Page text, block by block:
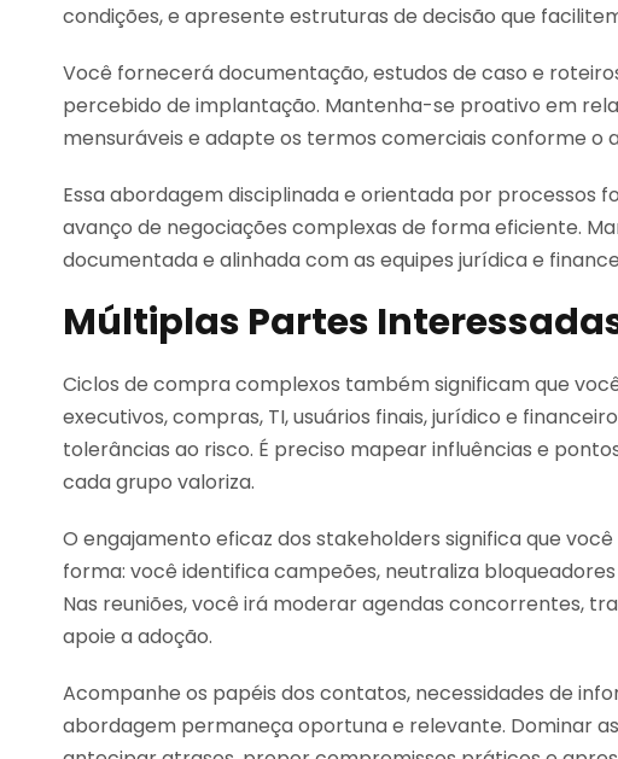
condições, e apresente estruturas de decisão que
Você fornecerá documentação, estudos de caso e
percebido de implantação. Mantenha-se proativo em
mensuráveis e adapte os termos comerciais conforme o
Essa abordagem disciplinada e orientada por processos
avanço de negociações complexas de forma eficiente.
documentada e alinhada com as equipes jurídica e
Múltiplas Partes
Ciclos de compra complexos também significam que
executivos, compras, TI, usuários finais, jurídico e
tolerâncias ao risco. É preciso mapear influências e
cada grupo valoriza.
O engajamento eficaz dos stakeholders significa que
forma: você identifica campeões, neutraliza
Nas reuniões, você irá moderar agendas concorrentes,
apoie a adoção.
Acompanhe os papéis dos contatos, necessidades de
abordagem permaneça oportuna e relevante. Dominar